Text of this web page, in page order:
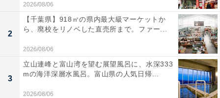
2026/08/06
2
【千葉県】918㎡の県内最大級マーケットか
ら、廃校をリノベした直売所まで。ファー...
2026/08/06
3
立山連峰と富山湾を望む展望風呂に、水深333
mの海洋深層水風呂。富山県の人気日帰...
2026/08/06